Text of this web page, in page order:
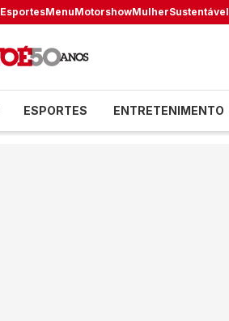
EsportesMenuMotorshowMulherSustentável
ESPORTES ENTRETENIMENTO